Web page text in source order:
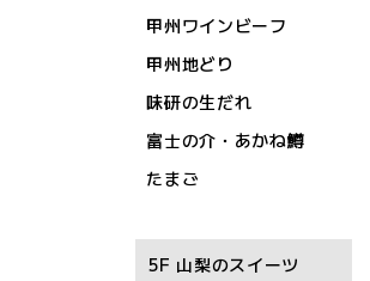
甲州ワインビーフ
甲州地どり
味研の生だれ
富士の介・あかね鱒
たまご
5F 山梨のスイーツ